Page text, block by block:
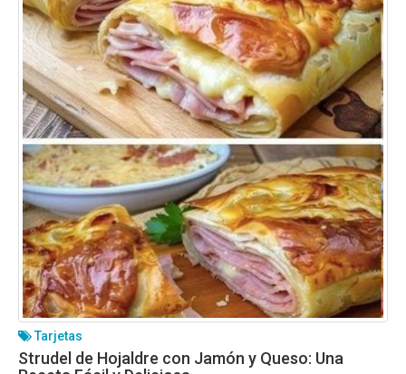
Tarjetas
Strudel de Hojaldre con Jamón y Queso: Una